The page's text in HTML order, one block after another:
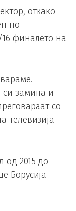
откако
по
финалето на
си замина и
со
телевизија
од 2015 до
Борусија